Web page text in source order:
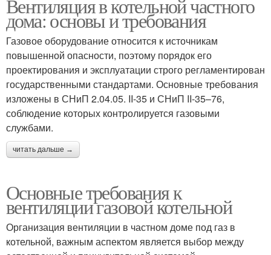
Вентиляция в котельной частного
дома: основы и требования
Газовое оборудование относится к источникам
повышенной опасности, поэтому порядок его
проектирования и эксплуатации строго регламентирован
государственными стандартами. Основные требования
изложены в СНиП 2.04.05. II-35 и СНиП II-35–76,
соблюдение которых контролируется газовыми
службами.
читать дальше →
Основные требования к
вентиляции газовой котельной
Организация вентиляции в частном доме под газ в
котельной, важным аспектом является выбор между